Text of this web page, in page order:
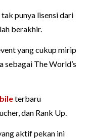
punya lisensi dari
berakhir.
yang cukup mirip
sebagai The World’s
terbaru
dan Rank Up.
aktif pekan ini